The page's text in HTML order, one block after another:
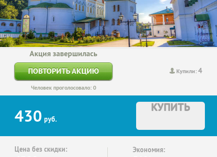
Купили:4
Акция завершилась
ПОВТОРИТЬ АКЦИЮ
Человек проголосовало: 0
430 руб.
КУПИТЬ
Цена без скидки: Экономия: